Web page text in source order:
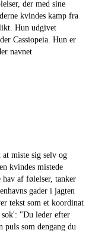
der med sine
kvindes kamp fra
Hun udgivet
Cassiopeia. Hun er
navnet
at miste sig selv og
kvindes mistede
hav af følelser, tanker
gader i jagten
tekst som et koordinat
sok': "Du leder efter
som dengang du